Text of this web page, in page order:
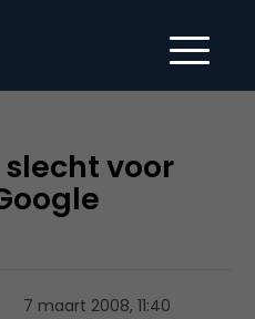
voor
7 maart 2008, 11:40